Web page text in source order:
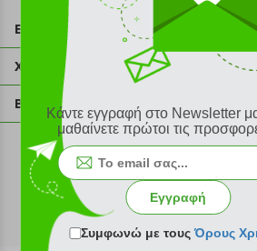
Επικοινωνία
211 2000 700
info@plus4u.gr
Χρήσιμες πληροφορίες
Η εταιρία
Σημεία παραλαβής
Ευκαιρίες καριέρας
Όροι χρήσης
Sitemap
Βοήθεια
Εξέλιξη παραγγελίας
Τρόποι παραγγελίας
Τρόποι πληρωμής
Τρόποι αποστολής
Πολιτική επιστροφών
©2026 Plus4u.gr
Κάντε εγγραφή στο Newsletter
μαθαίνετε πρώτοι τις
Εγγραφή
Συμφωνώ με τουςΌρους